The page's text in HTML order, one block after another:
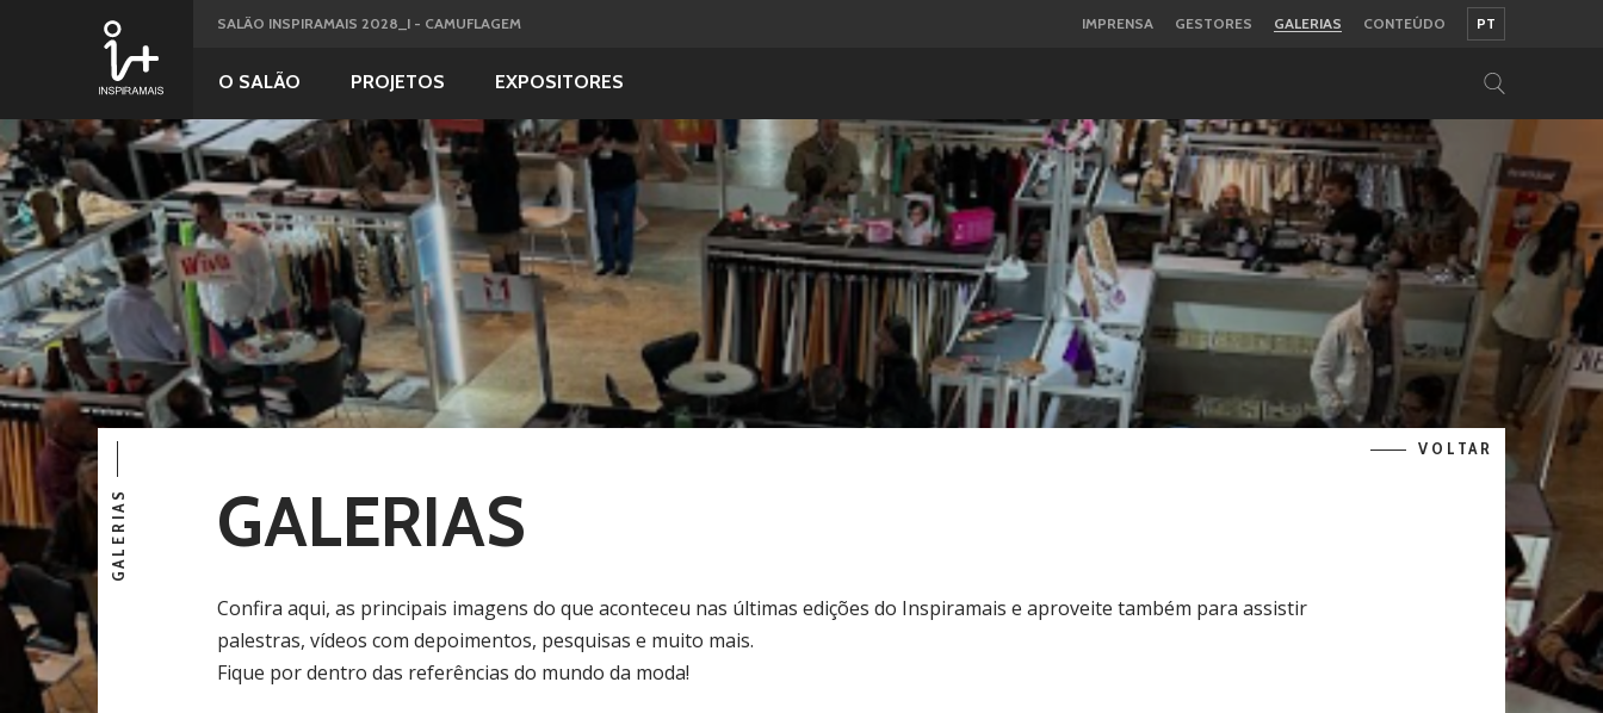
SALÃO INSPIRAMAIS 2028_I - CAMUFLAGEM PT
IMPRENSA GESTORES GALERIAS CONTEÚDO
O SALÃO PROJETOS EXPOSITORES
GALERIAS
VOLTAR
GALERIAS
Confira aqui, as principais imagens do que aconteceu nas últimas edições do Inspiramais e aproveite também para assistir
palestras, vídeos com depoimentos, pesquisas e muito mais.
Fique por dentro das referências do mundo da moda!